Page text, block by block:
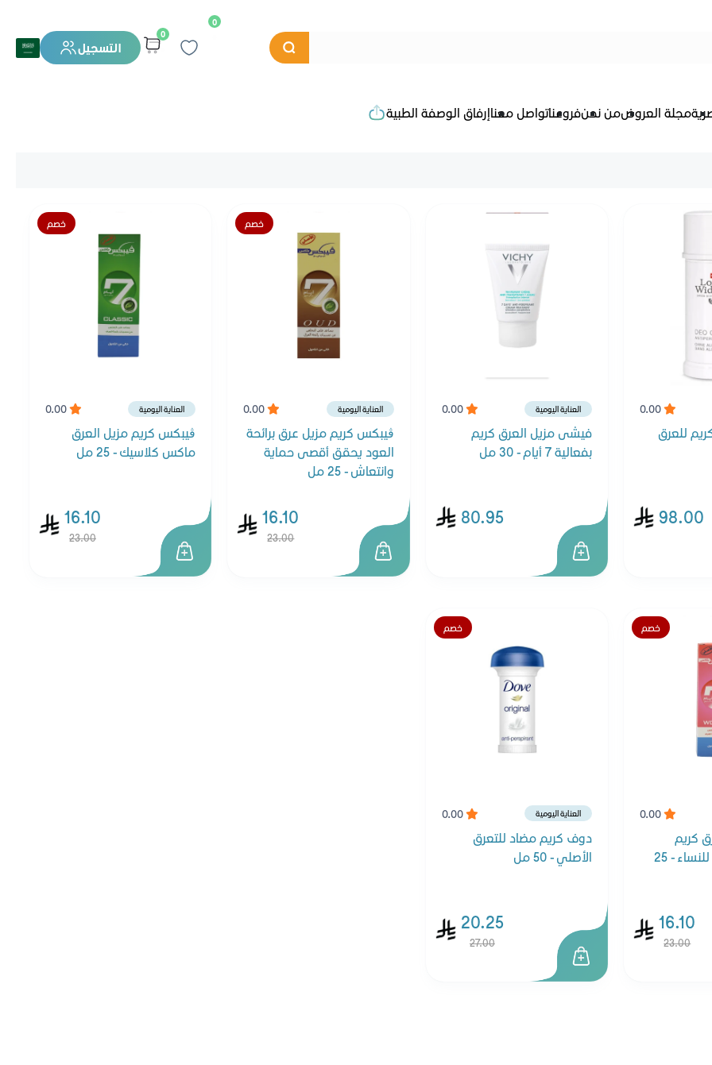
0
0
التسجيل
مجلة العروضمن نحنفروعناتواصل معناإرفاق الوصفة الطبية
0.00
للعرق
98.00
0.00 العناية اليومية
فيشى مزيل العرق كريم
بفعالية 7 أيام - 30 مل
80.95
خصم
0.00 العناية اليومية
ڤيبكس كريم مزيل عرق برائحة
العود يحقق أقصى حماية
وانتعاش - 25 مل
16.10
23.00
خصم
0.00 العناية اليومية
ڤيبكس كريم مزيل العرق
ماكس كلاسيك - 25 مل
16.10
23.00
خصم
0.00
كريم
ماكس ميستيك للنساء - 25
16.10
23.00
خصم
0.00 العناية اليومية
دوف كريم مضاد للتعرق
الأصلي - 50 مل
20.25
27.00